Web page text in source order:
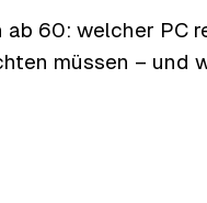
60: welcher PC
müssen – und